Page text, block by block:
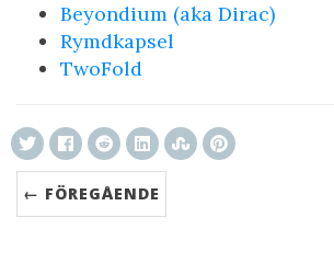
Beyondium (aka Dirac)
Rymdkapsel
TwoFold
← FÖREGÅENDE